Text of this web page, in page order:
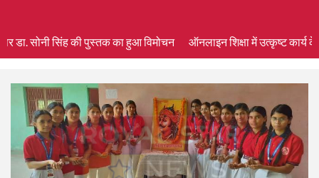
सोनी सिंह की पुस्तक का हुआ विमोचन ऑनलाइन शिक्षा में उत्कृष्ट कार्य के लिए